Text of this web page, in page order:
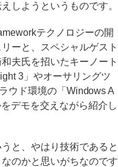
しようというものです。
テクノロジーの開
ーと、スペシャルゲスト
夫氏を招いたキーノート
3」やオーサリングツ
ウド環境の「Windows A
デモを交えながら紹介し
と、やはり技術であると
のかと思いがちなのです